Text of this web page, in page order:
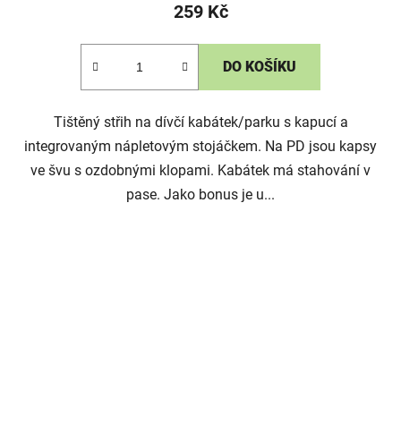
259 Kč
DO KOŠÍKU
Tištěný střih na dívčí kabátek/parku s kapucí a
integrovaným nápletovým stojáčkem. Na PD jsou kapsy
ve švu s ozdobnými klopami. Kabátek má stahování v
pase. Jako bonus je u...